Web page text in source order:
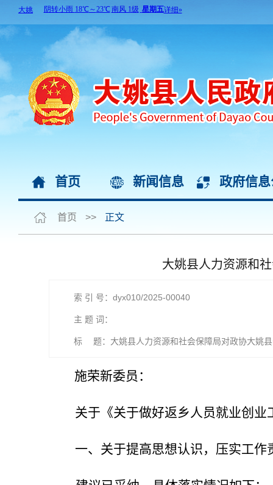
首页 新闻信息 政府信
首页 >> 正文
大姚县人力资源和
索 引 号：dyx010/2025-00040
主 题 词：
标 题：大姚县人力资源和社会保障局对政协大姚
施荣新委员：
关于 《关于做好返乡人员就业创业
一、 关于提高思想认识，压实工作